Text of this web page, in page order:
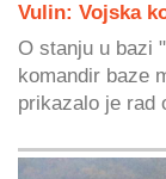
Vulin: Vojska
O stanju u bazi
komandir baze
prikazalo je rad